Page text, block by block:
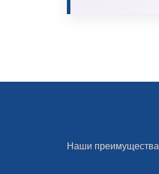
Наши преимущества